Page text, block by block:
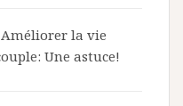
Améliorer la vie
Une astuce!